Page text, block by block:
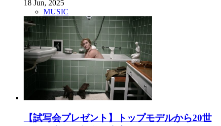
18 Jun, 2025
MUSIC
【試写会プレゼント】トップモデルから20世